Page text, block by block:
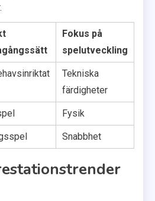
Fokus på
spelutveckling
Tekniska
färdigheter
Fysik
Snabbhet